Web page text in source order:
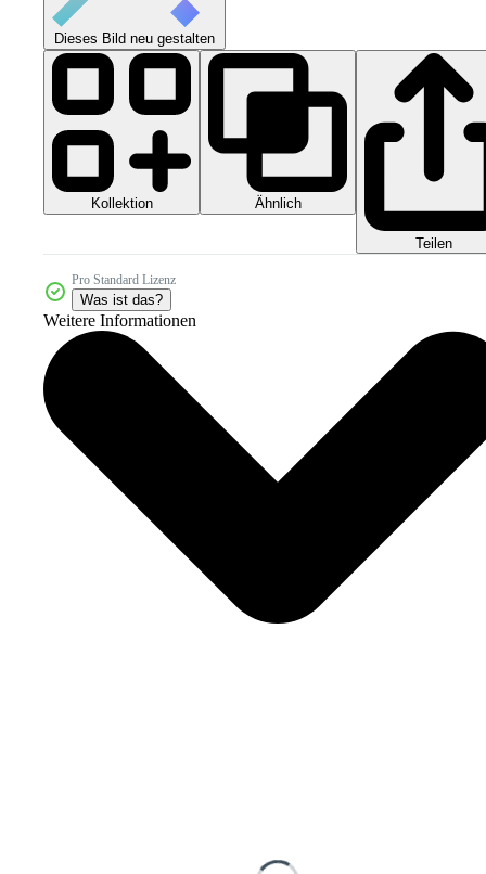
Dieses Bild neu gestalten
Kollektion Ähnlich
Teilen
Pro Standard Lizenz
Was ist das?
Weitere Informationen